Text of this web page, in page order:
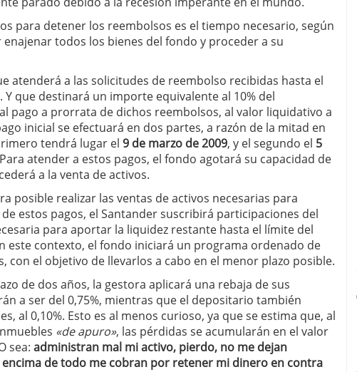
para detener los reembolsos es el tiempo necesario, según
todos los bienes del fondo y proceder a su
atenderá a las solicitudes de reembolso recibidas hasta el
que destinará un importe equivalente al 10% del
pago a prorrata de dichos reembolsos, al valor liquidativo a
inicial se efectuará en dos partes, a razón de la mitad en
tendrá lugar el 9 de marzo de 2009, y el segundo el 5
atender a estos pagos, el fondo agotará su capacidad de
a la venta de activos.
posible realizar las ventas de activos necesarias para
estos pagos, el Santander suscribirá participaciones del
para aportar la liquidez restante hasta el límite del
este contexto, el fondo iniciará un programa ordenado de
con el objetivo de llevarlos a cabo en el menor plazo posible.
de dos años, la gestora aplicará una rebaja de sus
a ser del 0,75%, mientras que el depositario también
al 0,10%. Esto es al menos curioso, ya que se estima que, al
«de apuro», las pérdidas se acumularán en el valor
sea: administran mal mi activo, pierdo, no me dejan
de todo me cobran por retener mi dinero en contra